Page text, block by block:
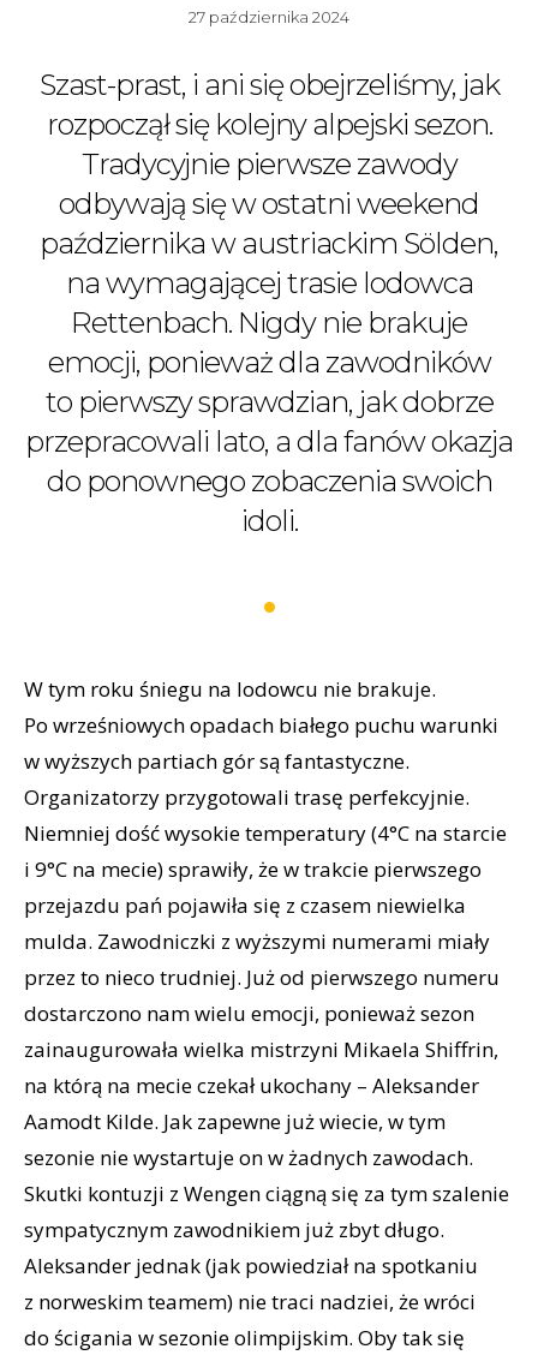
27 października 2024
Szast-prast, i ani się obejrzeliśmy, jak
rozpoczął się kolejny alpejski sezon.
Tradycyjnie pierwsze zawody
odbywają się w ostatni weekend
października w austriackim Sölden,
na wymagającej trasie lodowca
Rettenbach. Nigdy nie brakuje
emocji, ponieważ dla zawodników
to pierwszy sprawdzian, jak dobrze
przepracowali lato, a dla fanów okazja
do ponownego zobaczenia swoich
idoli.
W tym roku śniegu na lodowcu nie brakuje.
Po wrześniowych opadach białego puchu warunki
w wyższych partiach gór są fantastyczne.
Organizatorzy przygotowali trasę perfekcyjnie.
Niemniej dość wysokie temperatury (4°C na starcie
i 9°C na mecie) sprawiły, że w trakcie pierwszego
przejazdu pań pojawiła się z czasem niewielka
mulda. Zawodniczki z wyższymi numerami miały
przez to nieco trudniej. Już od pierwszego numeru
dostarczono nam wielu emocji, ponieważ sezon
zainaugurowała wielka mistrzyni Mikaela Shiffrin,
na którą na mecie czekał ukochany – Aleksander
Aamodt Kilde. Jak zapewne już wiecie, w tym
sezonie nie wystartuje on w żadnych zawodach.
Skutki kontuzji z Wengen ciągną się za tym szalenie
sympatycznym zawodnikiem już zbyt długo.
Aleksander jednak (jak powiedział na spotkaniu
z norweskim teamem) nie traci nadziei, że wróci
do ścigania w sezonie olimpijskim. Oby tak się